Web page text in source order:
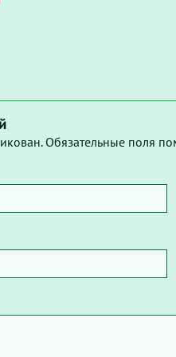
Обязательные поля